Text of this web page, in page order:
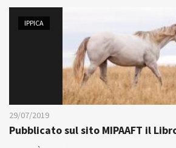
anche se un anno di tempo ci era
risultati del lavoro e le proposte...
IPPICA
29/07/2019
Pubblicato sul sito MIPAAFT il